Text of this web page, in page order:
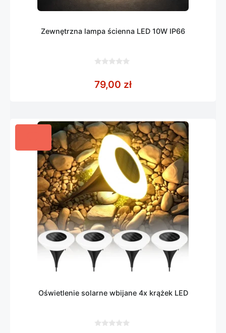
Zewnętrzna lampa ścienna LED 10W IP66
5
79,00 zł
Oświetlenie solarne wbijane 4x krążek LED